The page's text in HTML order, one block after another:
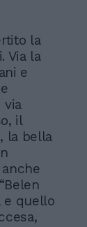
la
Via la
e
via
il
la bella
e quello